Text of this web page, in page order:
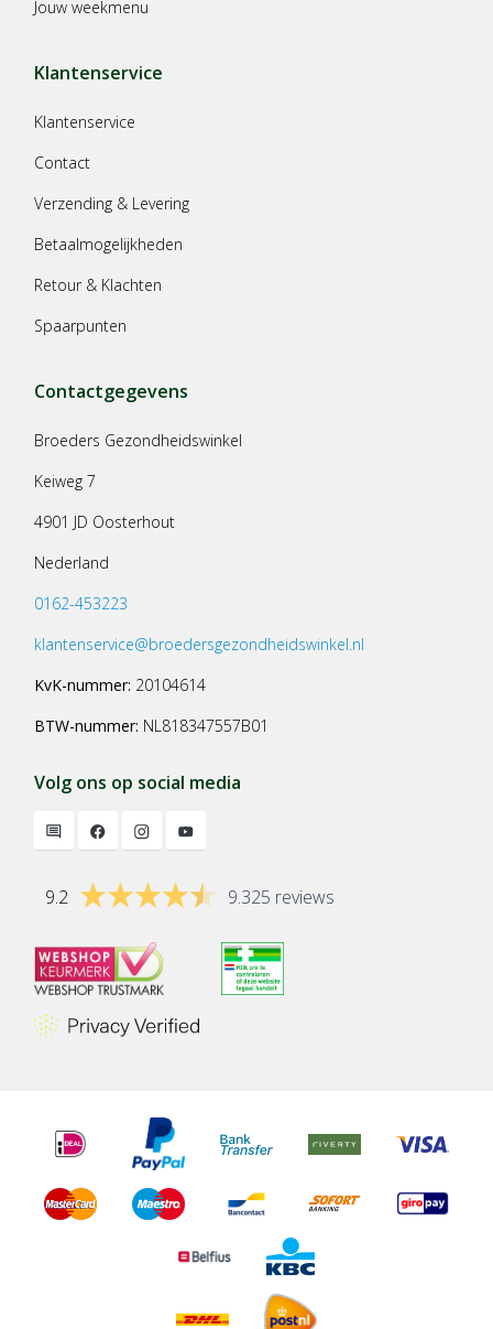
Jouw weekmenu
Klantenservice
Klantenservice
Contact
Verzending & Levering
Betaalmogelijkheden
Retour & Klachten
Spaarpunten
Contactgegevens
Broeders Gezondheidswinkel
Keiweg 7
4901 JD Oosterhout
Nederland
0162-453223
klantenservice@broedersgezondheidswinkel.nl
KvK-nummer: 20104614
BTW-nummer: NL818347557B01
Volg ons op social media
9.2 9.325 reviews